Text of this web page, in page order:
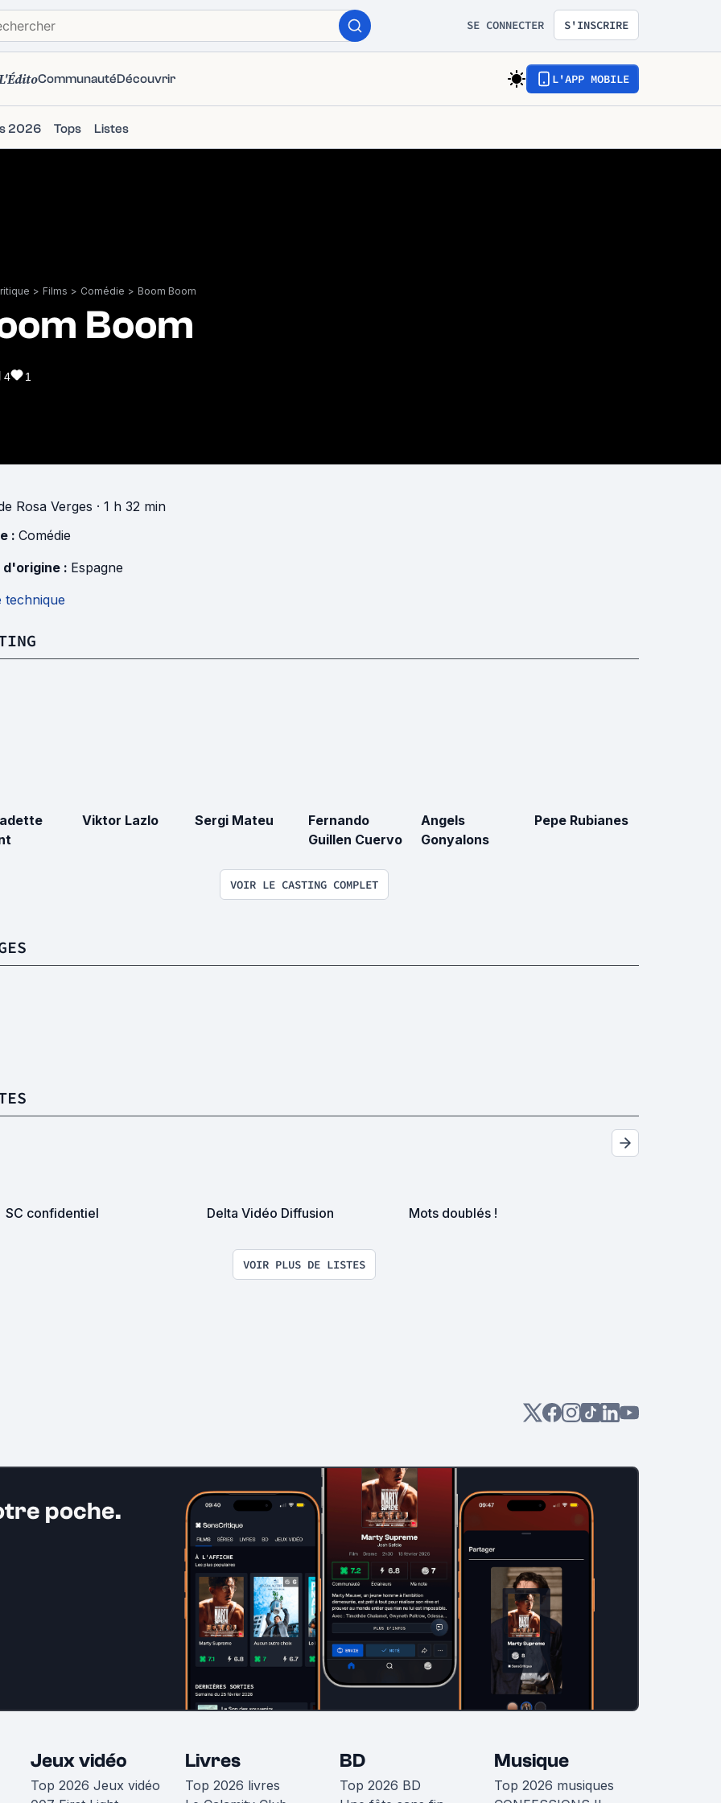
SE CONNECTER S'INSCRIRE
CommunautéDécouvrir L'APP MOBILE
2026 Tops Listes
> Films > Comédie > Boom Boom
Boom
4 1
Rosa Verges · 1 h 32 min
: Comédie
d'origine : Espagne
technique
Viktor Lazlo Sergi Mateu
Fernando
Guillen Cuervo
Angels
Gonyalons
Pepe Rubianes
VOIR LE CASTING COMPLET
SC confidentiel Delta Vidéo Diffusion Mots doublés !
VOIR PLUS DE LISTES
poche.
Jeux vidéo
Top 2026 Jeux vidéo
Livres
Top 2026 livres
BD
Top 2026 BD
Musique
Top 2026 musiques